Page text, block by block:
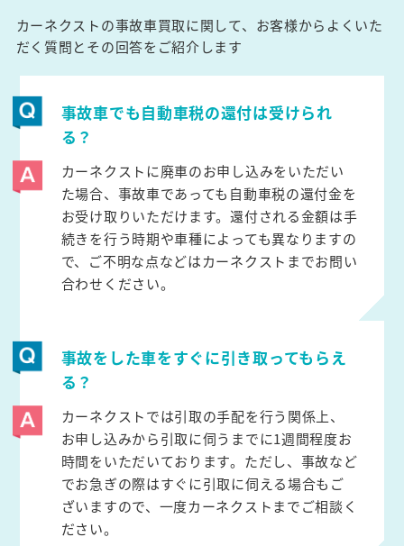
カーネクストの事故車買取に関して、お客様からよくいた
だく質問とその回答をご紹介します
事故車でも自動車税の還付は受けられ
る？
カーネクストに廃車のお申し込みをいただい
た場合、事故車であっても自動車税の還付金を
お受け取りいただけます。還付される金額は手
続きを行う時期や車種によっても異なりますの
で、ご不明な点などはカーネクストまでお問い
合わせください。
事故をした車をすぐに引き取ってもらえ
る？
カーネクストでは引取の手配を行う関係上、
お申し込みから引取に伺うまでに1週間程度お
時間をいただいております。ただし、事故など
でお急ぎの際はすぐに引取に伺える場合もご
ざいますので、一度カーネクストまでご相談く
ださい。